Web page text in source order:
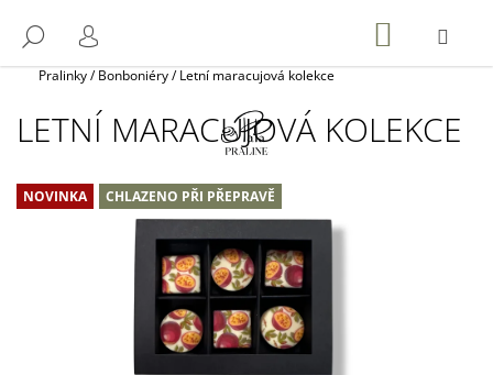
obsah
HLEDAT
PŘIHLÁŠENÍ
NÁKUPNÍ
KOŠÍK
Domů
Pralinky/ Bonboniéry/ Letní maracujová kolekce
LETNÍ MARACUJOVÁ KOLEKCE
NOVINKA CHLAZENO PŘI PŘEPRAVĚ
Š
ZPĚT
ZPĚT
C
O
P
O